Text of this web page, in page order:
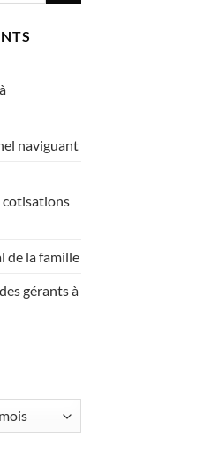
naviguant
cotisations
de la famille
gérants à